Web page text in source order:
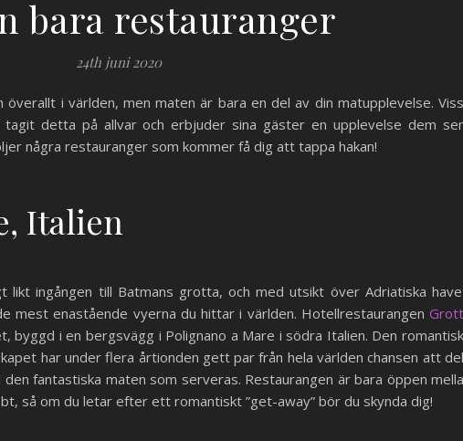
bara restauranger
24th juni 2020
i världen, men maten är bara en del av din matupplevelse.
detta på allvar och erbjuder sina gäster en upplevelse dem
några restauranger som kommer få dig att tappa hakan!
Italien
likt ingången till Batmans grotta, och med utsikt över Adriatiska
mest enastående vyerna du hittar i världen. Hotellrestaurangen
byggd i en bergsvägg i Polignano a Mare i södra Italien. Den
har under flera årtionden gett par från hela världen chansen att
den fantastiska maten som serveras. Restaurangen är bara öppen
så om du letar efter ett romantiskt ”get-away” bör du skynda dig!